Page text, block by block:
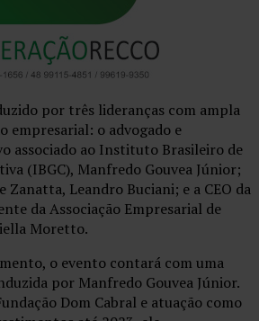
por três lideranças com ampla
empresarial: o advogado e
associado ao Instituto Brasileiro de
(IBGC), Manfredo Gouvea Júnior;
Zanatta, Leandro Buciani; e a CEO da
da Associação Empresarial de
Moretto.
o evento contará com uma
por Manfredo Gouvea Júnior.
Dom Cabral e atuação como